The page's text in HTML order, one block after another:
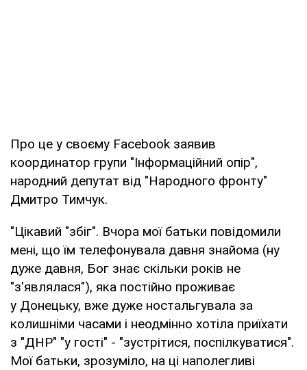
Про це у своєму Facebook заявив
координатор групи "Інформаційний опір",
народний депутат від "Народного фронту"
Дмитро Тимчук.
"Цікавий "збіг". Вчора мої батьки повідомили
мені, що їм телефонувала давня знайома (ну
дуже давня, Бог знає скільки років не
"з'являлася"), яка постійно проживає
у Донецьку, вже дуже ностальгувала за
колишніми часами і неодмінно хотіла приїхати
з "ДНР" "у гості" - "зустрітися, поспілкуватися".
Мої батьки, зрозуміло, на ці наполегливі